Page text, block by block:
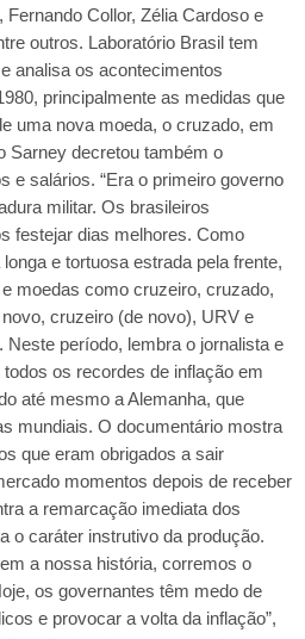
Collor, Zélia Cardoso e
outros. Laboratório Brasil tem
analisa os acontecimentos
principalmente as medidas que
uma nova moeda, o cruzado, em
Sarney decretou também o
e salários. “Era o primeiro governo
militar. Os brasileiros
festejar dias melhores. Como
e tortuosa estrada pela frente,
moedas como cruzeiro, cruzado,
cruzeiro (de novo), URV e
Neste período, lembra o jornalista e
os recordes de inflação em
até mesmo a Alemanha, que
mundiais. O documentário mostra
que eram obrigados a sair
momentos depois de receber
a remarcação imediata dos
o caráter instrutivo da produção.
a nossa história, corremos o
os governantes têm medo de
e provocar a volta da inflação”,